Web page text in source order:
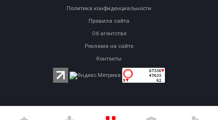
Политика конфиденциальности
Правила сайта
Об агентстве
Реклама на сайте
Контакты